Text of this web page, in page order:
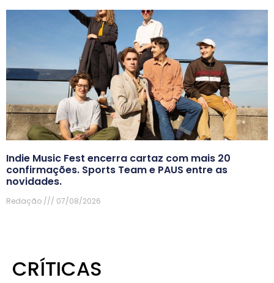
Indie Music Fest encerra cartaz com mais 20
confirmações. Sports Team e PAUS entre as
novidades.
Redação 07/08/2026
CRÍTICAS